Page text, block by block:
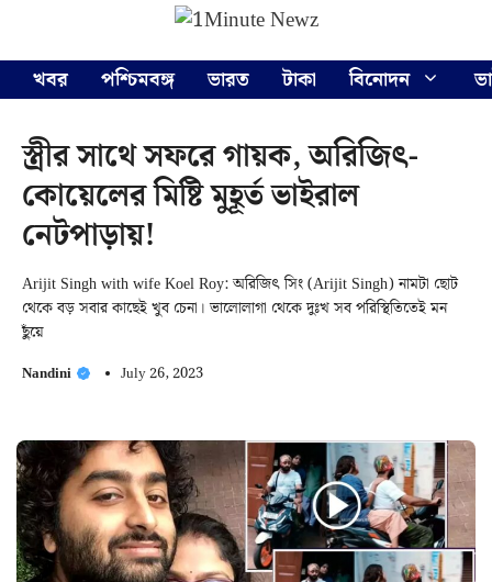
content
খবর
পশ্চিমবঙ্গ ভারত টাকা বিনোদন
স্ত্রীর সাথে সফরে গায়ক, অরিজিৎ-
কোয়েলের মিষ্টি মুহূর্ত ভাইরাল
নেটপাড়ায়!
Arijit Singh with wife Koel Roy: অরিজিৎ সিং (Arijit Singh) নামটা ছোট
থেকে বড় সবার কাছেই খুব চেনা। ভালোলাগা থেকে দুঃখ সব পরিস্থিতিতেই মন
ছুঁয়ে
Nandini July 26, 2023